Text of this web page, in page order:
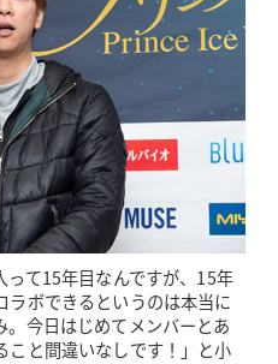
って15年目なんですが、15年
ラボできるというのは本当に
今日はじめてメンバーとあ
こと間違いなしです！」と小